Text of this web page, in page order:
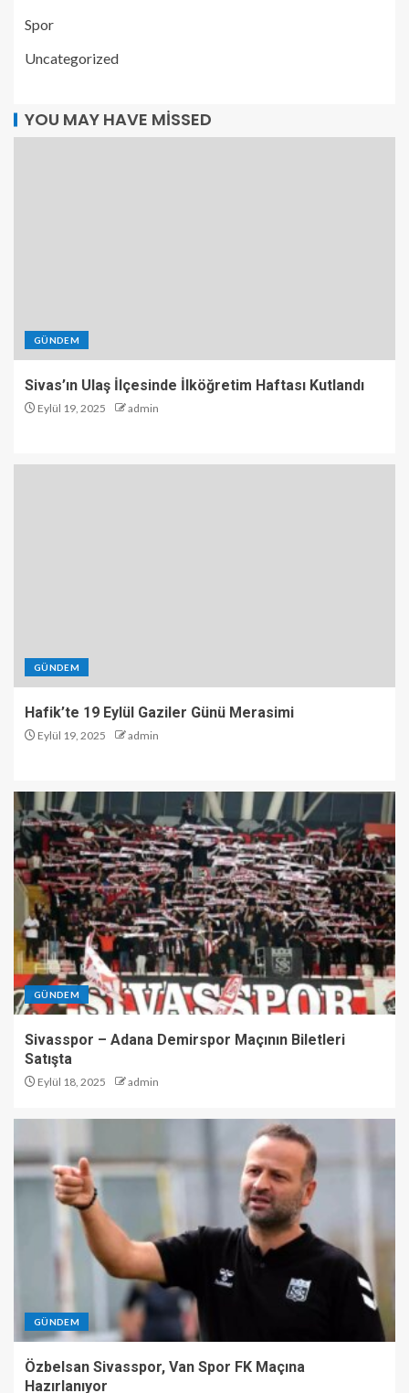
Spor
Uncategorized
YOU MAY HAVE MISSED
GÜNDEM
Sivas’ın Ulaş İlçesinde İlköğretim Haftası Kutlandı
Eylül 19, 2025 admin
GÜNDEM
Hafik’te 19 Eylül Gaziler Günü Merasimi
Eylül 19, 2025 admin
GÜNDEM
Sivasspor – Adana Demirspor Maçının Biletleri
Satışta
Eylül 18, 2025 admin
GÜNDEM
Özbelsan Sivasspor, Van Spor FK Maçına
Hazırlanıyor